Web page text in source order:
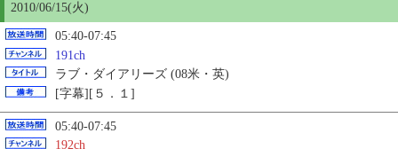
2010/06/15(火)
05:40-07:45
191ch
ラブ・ダイアリーズ (08米・英)
[字幕][５．１]
05:40-07:45
192ch